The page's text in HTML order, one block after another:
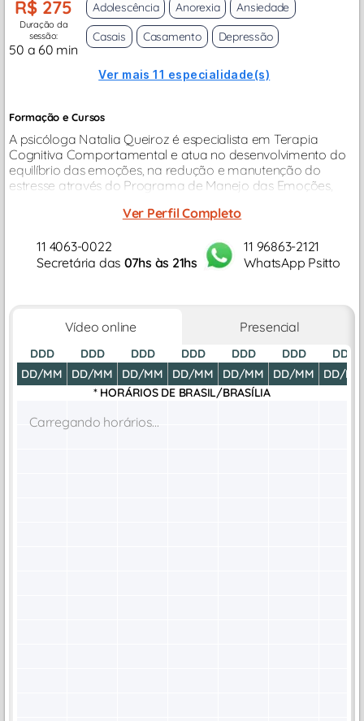
R$ 275
Duração da
sessão:
50 a 60 min
Adolescência Anorexia
Ansiedade
Casais
Casamento Depressão
Ver mais 11 especialidade(s)
Formação e Cursos
A psicóloga Natalia Queiroz é especialista em Terapia
Cognitiva Comportamental e atua no desenvolvimento do
equilíbrio das emoções, na redução e manutenção do
estresse através do Programa de Manejo das Emoções,
Individual, Terapia de Casal...Ver Perfil Completo
11 4063-0022
Secretária das 07hs às 21hs
11 96863-2121
WhatsApp Psitto
Vídeo online Presencial
DDD
DD/MM
DDD
DD/MM
DDD
DD/MM
DDD
DD/MM
DDD
DD/MM
DDD
DD/MM
DDD
DD/MM
* HORÁRIOS DE BRASIL/BRASÍLIA
Carregando horários...